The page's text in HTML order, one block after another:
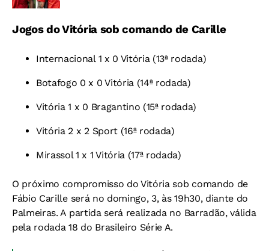
Jogos do Vitória sob comando de Carille
Internacional 1 x 0 Vitória (13ª rodada)
Botafogo 0 x 0 Vitória (14ª rodada)
Vitória 1 x 0 Bragantino (15ª rodada)
Vitória 2 x 2 Sport (16ª rodada)
Mirassol 1 x 1 Vitória (17ª rodada)
O próximo compromisso do Vitória sob comando de
Fábio Carille será no domingo, 3, às 19h30, diante do
Palmeiras. A partida será realizada no Barradão, válida
pela rodada 18 do Brasileiro Série A.